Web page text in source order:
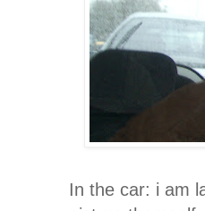
In the car: i am